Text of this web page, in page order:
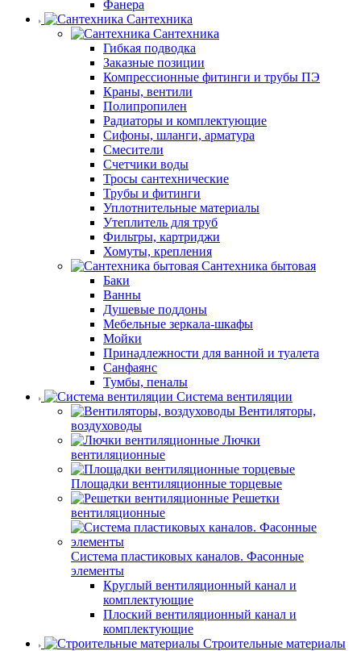
Фанера
Сантехника
Сантехника
Гибкая подводка
Заказные позиции
Компрессионные фитинги и трубы ПЭ
Краны, вентили
Полипропилен
Радиаторы и комплектующие
Сифоны, шланги, арматура
Смесители
Счетчики воды
Тросы сантехнические
Трубы и фитинги
Уплотнительные материалы
Утеплитель для труб
Фильтры, картриджи
Хомуты, крепления
Сантехника бытовая
Баки
Ванны
Душевые поддоны
Мебельные зеркала-шкафы
Мойки
Принадлежности для ванной и туалета
Санфаянс
Тумбы, пеналы
Система вентиляции
Вентиляторы,
воздуховоды
Лючки
вентиляционные
Площадки вентиляционные торцевые
Решетки
вентиляционные
Система пластиковых каналов. Фасонные
элементы
Круглый вентиляционный канал и
комплектующие
Плоский вентиляционный канал и
комплектующие
Строительные материалы